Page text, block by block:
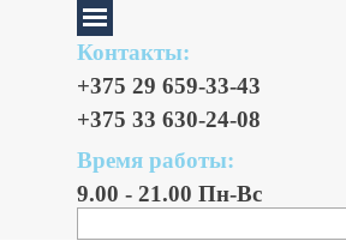
Контакты:
+375 29 659-33-43
+375 33 630-24-08
Время работы:
9.00 - 21.00 Пн-Вс